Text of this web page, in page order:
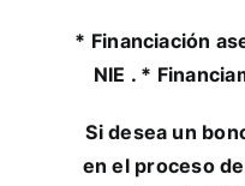
* Financiación
NIE . *
Si desea un
en el proceso